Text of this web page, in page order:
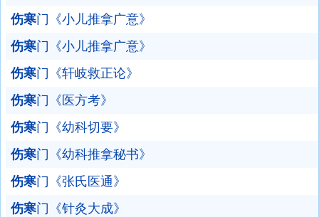
伤寒门《小儿推拿广意》
伤寒门《小儿推拿广意》
伤寒门《轩岐救正论》
伤寒门《医方考》
伤寒门《幼科切要》
伤寒门《幼科推拿秘书》
伤寒门《张氏医通》
伤寒门《针灸大成》